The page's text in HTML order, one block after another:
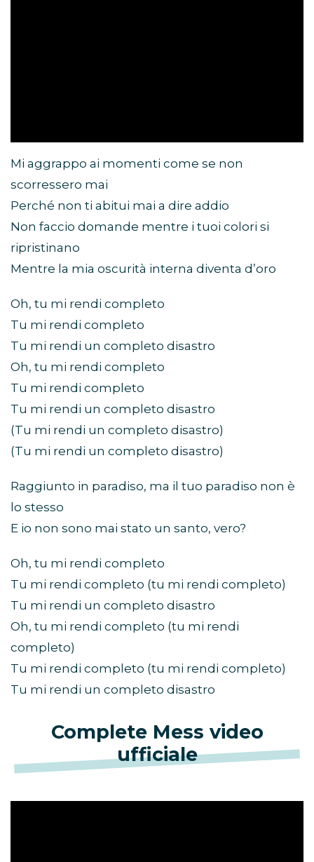
Mi aggrappo ai momenti come se non
scorressero mai
Perché non ti abitui mai a dire addio
Non faccio domande mentre i tuoi colori si
ripristinano
Mentre la mia oscurità interna diventa d’oro
Oh, tu mi rendi completo
Tu mi rendi completo
Tu mi rendi un completo disastro
Oh, tu mi rendi completo
Tu mi rendi completo
Tu mi rendi un completo disastro
(Tu mi rendi un completo disastro)
(Tu mi rendi un completo disastro)
Raggiunto in paradiso, ma il tuo paradiso non è
lo stesso
E io non sono mai stato un santo, vero?
Oh, tu mi rendi completo
Tu mi rendi completo (tu mi rendi completo)
Tu mi rendi un completo disastro
Oh, tu mi rendi completo (tu mi rendi
completo)
Tu mi rendi completo (tu mi rendi completo)
Tu mi rendi un completo disastro
Complete Mess video
ufficiale